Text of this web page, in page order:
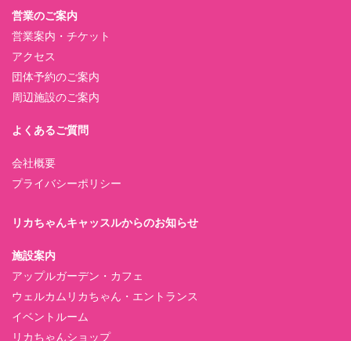
営業のご案内
営業案内・チケット
アクセス
団体予約のご案内
周辺施設のご案内
よくあるご質問
会社概要
プライバシーポリシー
リカちゃんキャッスルからのお知らせ
施設案内
アップルガーデン・カフェ
ウェルカムリカちゃん・エントランス
イベントルーム
リカちゃんショップ